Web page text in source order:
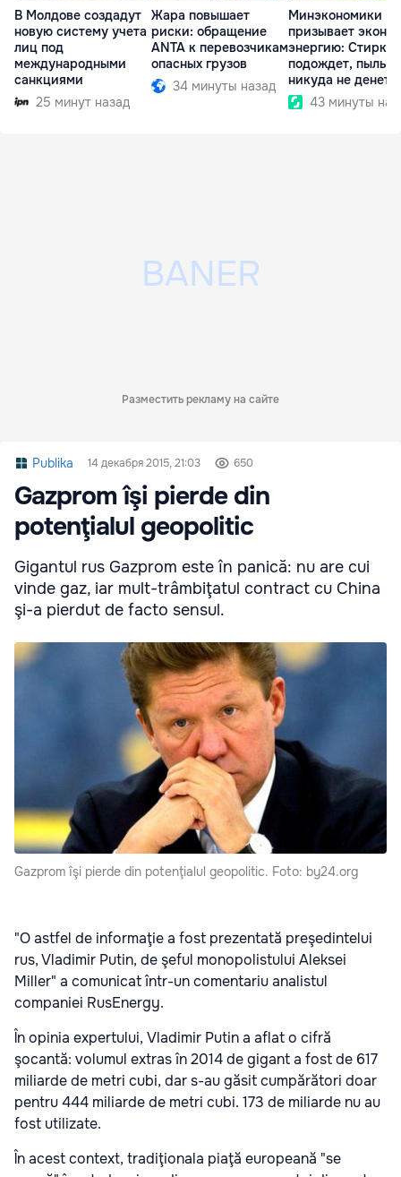
В Молдове создадут
новую систему учета
лиц под
международными
санкциями
25 минут назад
Жара повышает
риски: обращение
ANTA к перевозчикам
опасных грузов
34 минуты назад
Минэкономики
призывает
энергию: Стирка
подождет, пыль
никуда не
43 минуты
Разместить рекламу на сайте
Publika 14 декабря 2015, 21:03 650
Gazprom îşi pierde din
potenţialul geopolitic
Gigantul rus Gazprom este în panică: nu are cui
vinde gaz, iar mult-trâmbiţatul contract cu China
şi-a pierdut de facto sensul.
Gazprom îşi pierde din potenţialul geopolitic. Foto: by24.org
"O astfel de informaţie a fost prezentată preşedintelui
rus, Vladimir Putin, de şeful monopolistului Aleksei
Miller" a comunicat într-un comentariu analistul
companiei RusEnergy.
În opinia expertului, Vladimir Putin a aflat o cifră
şocantă: volumul extras în 2014 de gigant a fost de 617
miliarde de metri cubi, dar s-au găsit cumpărători doar
pentru 444 miliarde de metri cubi. 173 de miliarde nu au
fost utilizate.
În acest context, tradiţionala piaţă europeană "se